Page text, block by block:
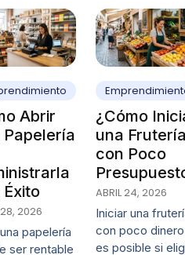
Abrir
Papelería
28, 2026
papelería
ser rentable
¿Cómo
una
con Poco
ABRIL 24, 2026
Iniciar una
con poco dinero
es posible si